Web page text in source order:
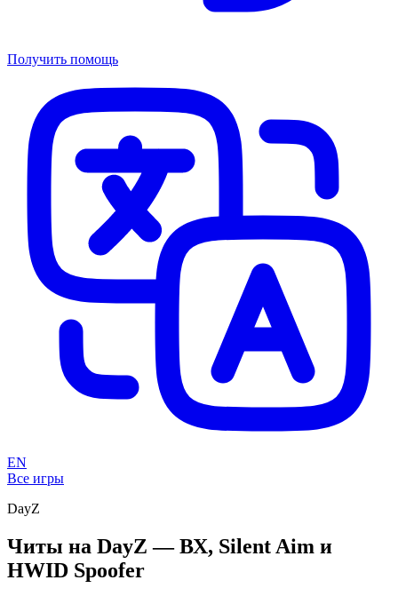
Получить помощь
EN
Все игры
DayZ
Читы на DayZ — ВХ, Silent Aim и
HWID Spoofer